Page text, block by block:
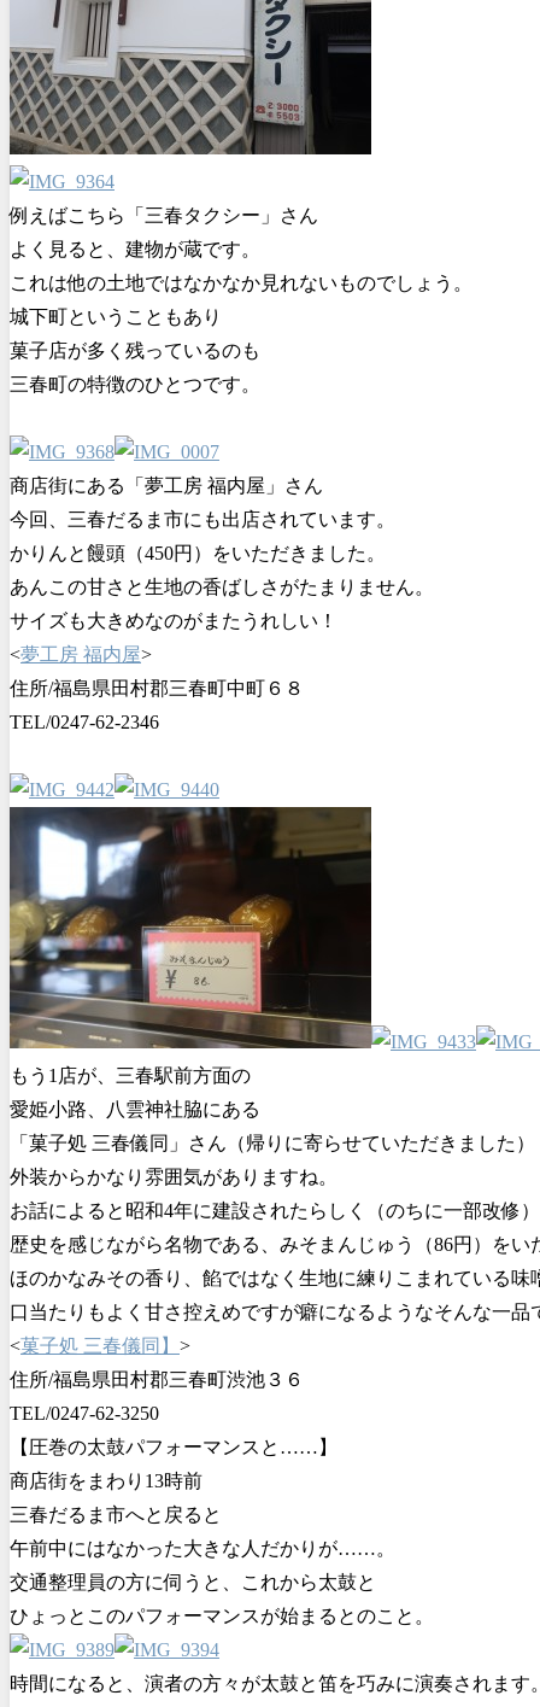
例えばこちら「三春タクシー」さん
よく見ると、建物が蔵です。
これは他の土地ではなかなか見れないものでしょう。
城下町ということもあり
菓子店が多く残っているのも
三春町の特徴のひとつです。
商店街にある「夢工房 福内屋」さん
今回、三春だるま市にも出店されています。
かりんと饅頭（450円）をいただきました。
あんこの甘さと生地の香ばしさがたまりません。
サイズも大きめなのがまたうれしい！
<夢工房 福内屋>
住所/福島県田村郡三春町中町６８
TEL/0247-62-2346
もう1店が、三春駅前方面の
愛姫小路、八雲神社脇にある
「菓子処 三春儀同」さん（帰りに寄らせていただきました）
外装からかなり雰囲気がありますね。
お話によると昭和4年に建設されたらしく（のちに一部改修）
歴史を感じながら名物である、みそまんじゅう（86円）をい
ほのかなみその香り、餡ではなく生地に練りこまれている味
口当たりもよく甘さ控えめですが癖になるようなそんな一品
<菓子処 三春儀同】 >
住所/福島県田村郡三春町渋池３６
TEL/0247-62-3250
【圧巻の太鼓パフォーマンスと……】
商店街をまわり13時前
三春だるま市へと戻ると
午前中にはなかった大きな人だかりが……。
交通整理員の方に伺うと、これから太鼓と
ひょっとこのパフォーマンスが始まるとのこと。
時間になると、演者の方々が太鼓と笛を巧みに演奏されます